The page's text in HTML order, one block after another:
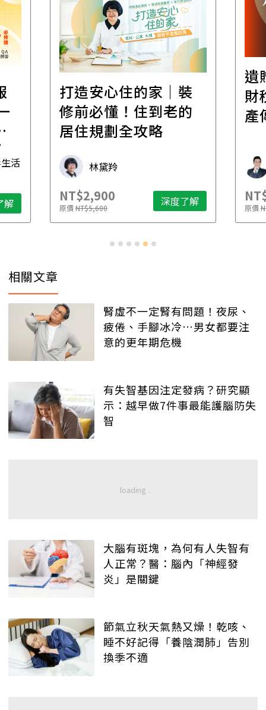
活
解
打造安心住的家｜裝
修前必懂！住到老的
居住規劃全攻略
林黛羚
NT$2,900
原價NT$5,600 深度了解
遺
財
產
原價
相關文章
腎虛不一定腎有問題！夜尿、
疲倦、手腳冰冷…男女都要注
意的更年期危機
有失智基因注定發病？研究顯
示：越早做7件事最能護腦防失
智
大腦有斑塊，為何有人失智有
人正常？醫：腦內「神經發
炎」是關鍵
節氣立秋天氣熱又燥！乾咳、
睡不好記得「養陰潤肺」告別
換季不適